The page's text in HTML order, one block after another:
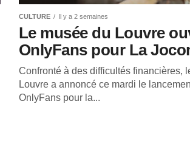
CULTURE Il y a 2 semaines
Le musée du Louvre
OnlyFans pour La
Confronté à des difficultés financières,
Louvre a annoncé ce mardi le
OnlyFans pour la...